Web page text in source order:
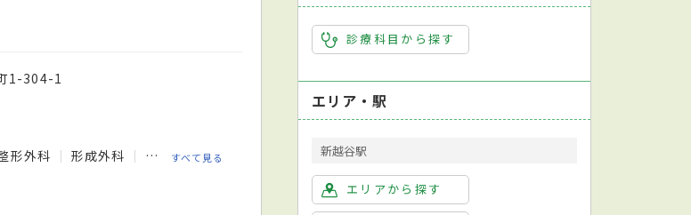
1-304-1
形外科 形成外科 婦人科 糖尿病・代謝内科 内分泌内科
すべて見る
診療科目から探す
エリア・駅
新越谷駅
エリアから探す